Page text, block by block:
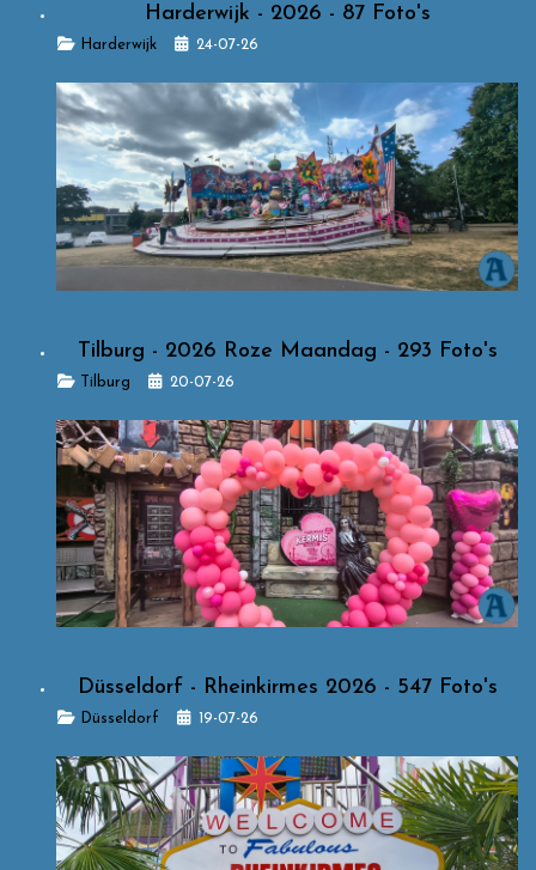
Harderwijk - 2026 - 87 Foto's
DetailsHarderwijk 24-07-26
Tilburg - 2026 Roze Maandag - 293 Foto's
Details
Tilburg 20-07-26
Düsseldorf - Rheinkirmes 2026 - 547 Foto's
DetailsDüsseldorf 19-07-26